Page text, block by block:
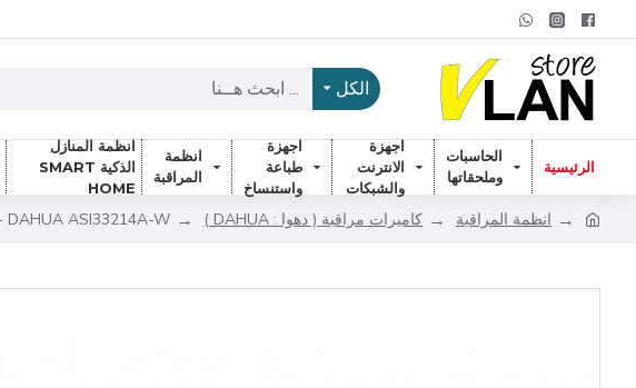
الكل
الرئيسية
الحاسبات
وملحقاتها
اجهزة
الانترنت
والشبكات
اجهزة
طباعة
واستنساخ
انظمة
المراقبة
انظمة المنازل
الذكية SMART
HOME
انظمة المراقبة كاميرات مراقبة ( دهوا : DAHUA ) DAHUA ASI33214A-W -